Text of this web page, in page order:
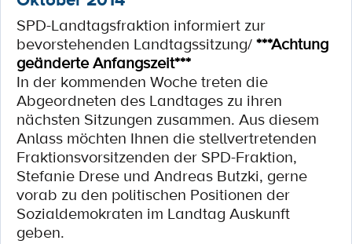
SPD-Landtagsfraktion informiert zur
bevorstehenden Landtagssitzung/***Achtung
geänderte Anfangszeit***
In der kommenden Woche treten die
Abgeordneten des Landtages zu ihren
nächsten Sitzungen zusammen. Aus diesem
Anlass möchten Ihnen die stellvertretenden
Fraktionsvorsitzenden der SPD-Fraktion,
Stefanie Drese und Andreas Butzki, gerne
vorab zu den politischen Positionen der
Sozialdemokraten im Landtag Auskunft
geben.